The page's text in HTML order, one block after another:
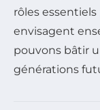
rôles essentiels
envisagent
pouvons bâtir
générations